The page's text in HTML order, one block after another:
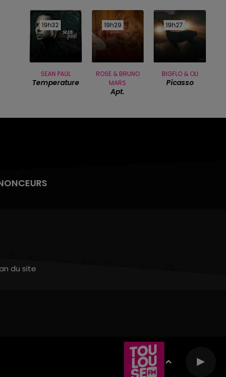
19h32
19h32
SEAN PAUL
Temperature
19h29
19h29
ROSE & BRUNO
MARS
Apt.
19h27
19h27
BIGFLO & OLI
Picasso
du site